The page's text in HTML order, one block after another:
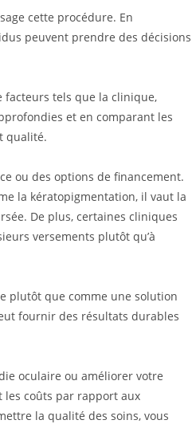
cette procédure. En
peuvent prendre des décisions
tels que la clinique,
et en comparant les
qualité.
ou des options de financement.
la kératopigmentation, il vaut la
De plus, certaines cliniques
versements plutôt qu’à
plutôt que comme une solution
fournir des résultats durables
oculaire ou améliorer votre
les coûts par rapport aux
la qualité des soins, vous